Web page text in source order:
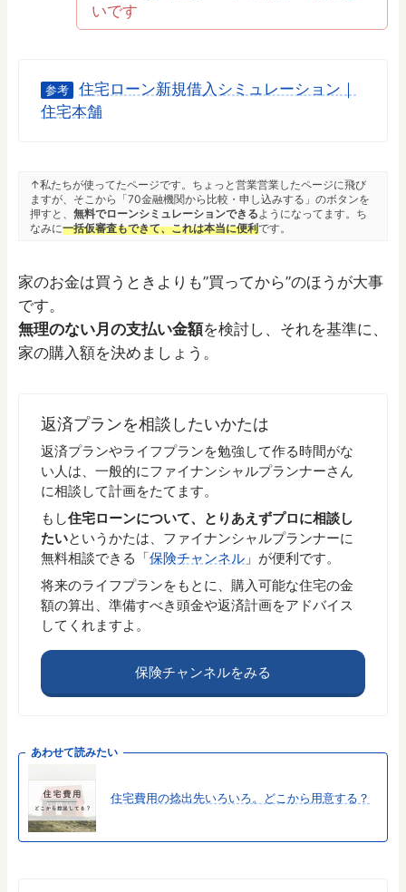
いです
参考
住宅ローン新規借入シミュレーション｜
住宅本舗
↑私たちが使ってたページです。ちょっと営業営業したページに飛び
ますが、そこから「70金融機関から比較・申し込みする」のボタンを
押すと、 無料でローンシミュレーションできる ようになってます。ち
なみに一括仮審査もできて、これは本当に便利です。
家のお金は買うときよりも”買ってから”のほうが大事
です。
無理のない月の支払い金額を検討し、それを基準に、
家の購入額を決めましょう。
返済プランを相談したいかたは
返済プランやライフプランを勉強して作る時間がな
い人は、一般的にファイナンシャルプランナーさん
に相談して計画をたてます。
もし住宅ローンについて、とりあえずプロに相談し
たいというかたは、ファイナンシャルプランナーに
無料相談できる「保険チャンネル 」が便利です。
将来のライフプランをもとに、購入可能な住宅の金
額の算出、準備すべき頭金や返済計画をアドバイス
してくれますよ。
保険チャンネルをみる
あわせて読みたい
住宅費用の捻出先いろいろ。どこから用意する？